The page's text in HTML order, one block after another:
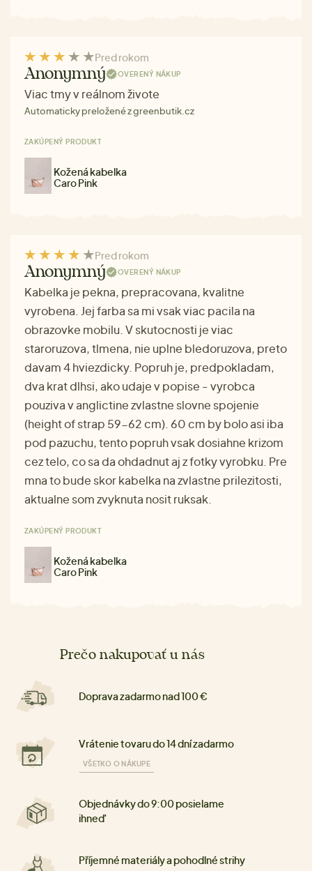
Pred rokom
Anonymný OVERENÝ NÁKUP
Viac tmy v reálnom živote
Automaticky preložené z greenbutik.cz
ZAKÚPENÝ PRODUKT
Kožená kabelka
Caro Pink
Pred rokom
Anonymný OVERENÝ NÁKUP
Kabelka je pekna, prepracovana, kvalitne
vyrobena. Jej farba sa mi vsak viac pacila na
obrazovke mobilu. V skutocnosti je viac
staroruzova, tlmena, nie uplne bledoruzova, preto
davam 4 hviezdicky. Popruh je, predpokladam,
dva krat dlhsi, ako udaje v popise - vyrobca
pouziva v anglictine zvlastne slovne spojenie
(height of strap 59-62 cm). 60 cm by bolo asi iba
pod pazuchu, tento popruh vsak dosiahne krizom
cez telo, co sa da ohdadnut aj z fotky vyrobku. Pre
mna to bude skor kabelka na zvlastne prilezitosti,
aktualne som zvyknuta nosit ruksak.
ZAKÚPENÝ PRODUKT
Kožená kabelka
Caro Pink
Prečo nakupovať u nás
Doprava zadarmo nad 100 €
Vrátenie tovaru do 14 dní zadarmo
VŠETKO O NÁKUPE
Objednávky do 9:00 posielame
ihneď
Příjemné materiály a pohodlné strihy